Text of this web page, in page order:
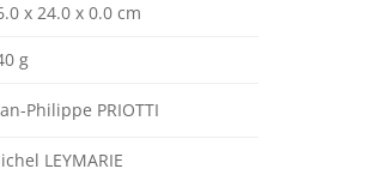
x 24.0 x 0.0 cm
g
Philippe PRIOTTI
LEYMARIE